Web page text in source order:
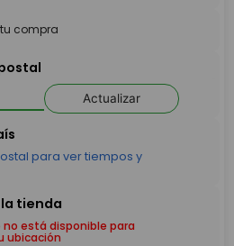
compra
Actualizar
está disponible para
ubicación